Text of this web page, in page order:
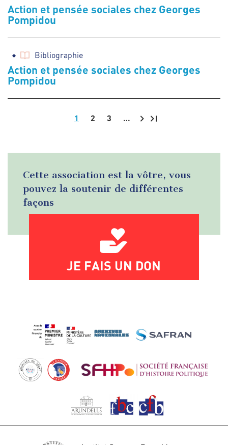
Action et pensée sociales chez Georges
Pompidou
Bibliographie
Action et pensée sociales chez Georges
Pompidou
1 2 3 …
Cette association est la vôtre, vous
pouvez la soutenir de différentes
façons
JE FAIS UN DON